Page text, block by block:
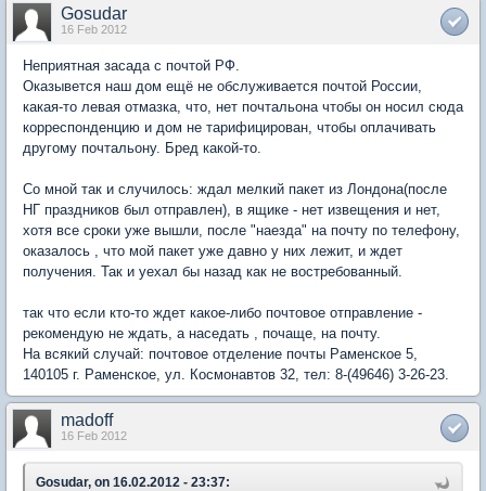
Gosudar
16 Feb 2012
Неприятная засада с почтой РФ.
Оказывется наш дом ещё не обслуживается почтой России,
какая-то левая отмазка, что, нет почтальона чтобы он носил сюда
корреспонденцию и дом не тарифицирован, чтобы оплачивать
другому почтальону. Бред какой-то.
Со мной так и случилось: ждал мелкий пакет из Лондона(после
НГ праздников был отправлен), в ящике - нет извещения и нет,
хотя все сроки уже вышли, после "наезда" на почту по телефону,
оказалось , что мой пакет уже давно у них лежит, и ждет
получения. Так и уехал бы назад как не востребованный.
так что если кто-то ждет какое-либо почтовое отправление -
рекомендую не ждать, а наседать , почаще, на почту.
На всякий случай: почтовое отделение почты Раменское 5,
140105 г. Раменское, ул. Космонавтов 32, тел: 8-(49646) 3-26-23.
madoff
16 Feb 2012
Gosudar, on 16.02.2012 - 23:37: